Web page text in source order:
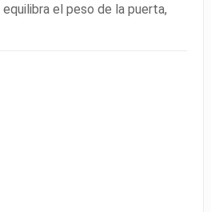
el peso de la puerta,